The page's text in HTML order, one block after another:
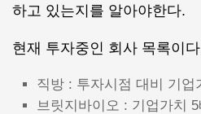
하고 있는지를 알아야한다.
현재 투자중인 회사 목록이
직방 : 투자시점 대비 기업
브릿지바이오 : 기업가치